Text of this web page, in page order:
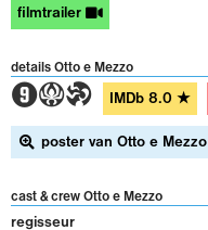
filmtrailer
details Otto e Mezzo
3AT IMDb 8.0 ★
poster van Otto e Mezzo
cast & crew Otto e Mezzo
regisseur